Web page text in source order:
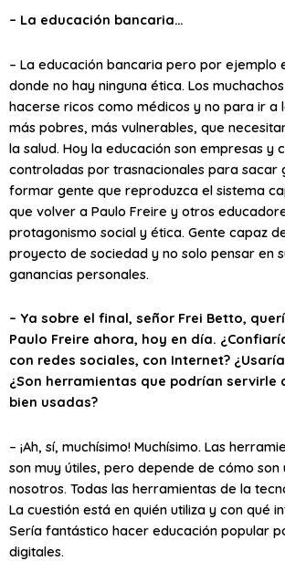
– La educación bancaria…
– La educación bancaria pero por ejemplo
donde no hay ninguna ética. Los
hacerse ricos como médicos y no para ir a
más pobres, más vulnerables, que
la salud. Hoy la educación son empresas y
controladas por trasnacionales para sacar
formar gente que reproduzca el sistema
que volver a Paulo Freire y otros
protagonismo social y ética. Gente capaz
proyecto de sociedad y no solo pensar en
ganancias personales.
– Ya sobre el final, señor Frei Betto,
Paulo Freire ahora, hoy en día.
con redes sociales, con Internet?
¿Son herramientas que podrían servirle
bien usadas?
– ¡Ah, sí, muchísimo! Muchísimo. Las
son muy útiles, pero depende de cómo son
nosotros. Todas las herramientas de la
La cuestión está en quién utiliza y con qué
Sería fantástico hacer educación popular
digitales.